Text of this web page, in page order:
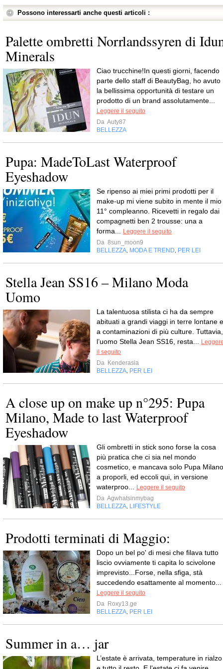
Possono interessarti anche questi articoli :
Palette ombretti Norrlandssyren di
Minerals
Ciao trucchine!In questi giorni, facendo
parte dello staff di BeautyBag, ho avuto
la bellissima opportunità di testare un
prodotto di un brand assolutamente...
Leggere il seguito
Da Auty87
BELLEZZA
Pupa: MadeToLast Waterproof
Eyeshadow
Se ripenso ai miei primi prodotti per il
make-up mi viene subito in mente il mio
11° compleanno. Ricevetti in regalo dai
compagnetti ben 2 trousse: una a
forma...
Leggere il seguito
Da 8sun_moon9
BELLEZZA MODA E TREND PER LEI
Stella Jean SS16 – Milano Moda
Uomo
La talentuosa stilista ci ha da sempre
abituati a grandi viaggi in terre lontane e
a contaminazioni di più culture. Tuttavia,
l’uomo Stella Jean SS16, resta...
il seguito
Da Kenderasia
BELLEZZA PER LEI
A close up on make up n°295: Pupa
Milano, Made to last Waterproof
Eyeshadow
Gli ombretti in stick sono forse la cosa
più pratica che ci sia nel mondo
cosmetico, e mancava solo Pupa Milano
a proporli, ed eccoli qui, in versione
waterproo...
Leggere il seguito
Da Agwhatsinmybag
BELLEZZA LIFESTYLE
Prodotti terminati di Maggio:
Dopo un bel po' di mesi che filava tutto
liscio ovviamente ti capita lo scivolone
imprevisto...Forse, nella sfiga, stà
succedendo esattamente al momento...
Leggere il seguito
Da Roxy13.ge
BELLEZZA PER LEI
Summer in a… jar
L’estate è arrivata, temperature in rialzo